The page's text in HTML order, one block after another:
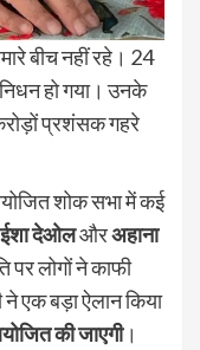
बीच नहीं रहे। 24
हो गया। उनके
प्रशंसक गहरे
शोक सभा में कई
ईशा देओलऔरअहाना
लोगों ने काफी
ने एक बड़ा ऐलान किया
की जाएगी।